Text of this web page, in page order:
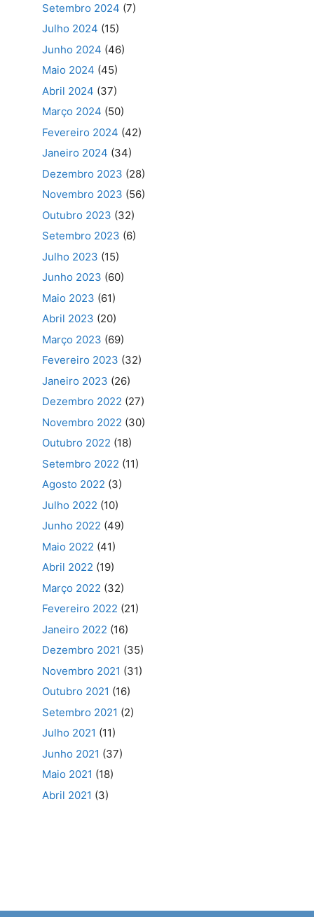
Setembro 2024 (7)
Julho 2024 (15)
Junho 2024 (46)
Maio 2024 (45)
Abril 2024 (37)
Março 2024 (50)
Fevereiro 2024 (42)
Janeiro 2024 (34)
Dezembro 2023 (28)
Novembro 2023 (56)
Outubro 2023 (32)
Setembro 2023 (6)
Julho 2023 (15)
Junho 2023 (60)
Maio 2023 (61)
Abril 2023 (20)
Março 2023 (69)
Fevereiro 2023 (32)
Janeiro 2023 (26)
Dezembro 2022 (27)
Novembro 2022 (30)
Outubro 2022 (18)
Setembro 2022 (11)
Agosto 2022 (3)
Julho 2022 (10)
Junho 2022 (49)
Maio 2022 (41)
Abril 2022 (19)
Março 2022 (32)
Fevereiro 2022 (21)
Janeiro 2022 (16)
Dezembro 2021 (35)
Novembro 2021 (31)
Outubro 2021 (16)
Setembro 2021 (2)
Julho 2021 (11)
Junho 2021 (37)
Maio 2021 (18)
Abril 2021 (3)